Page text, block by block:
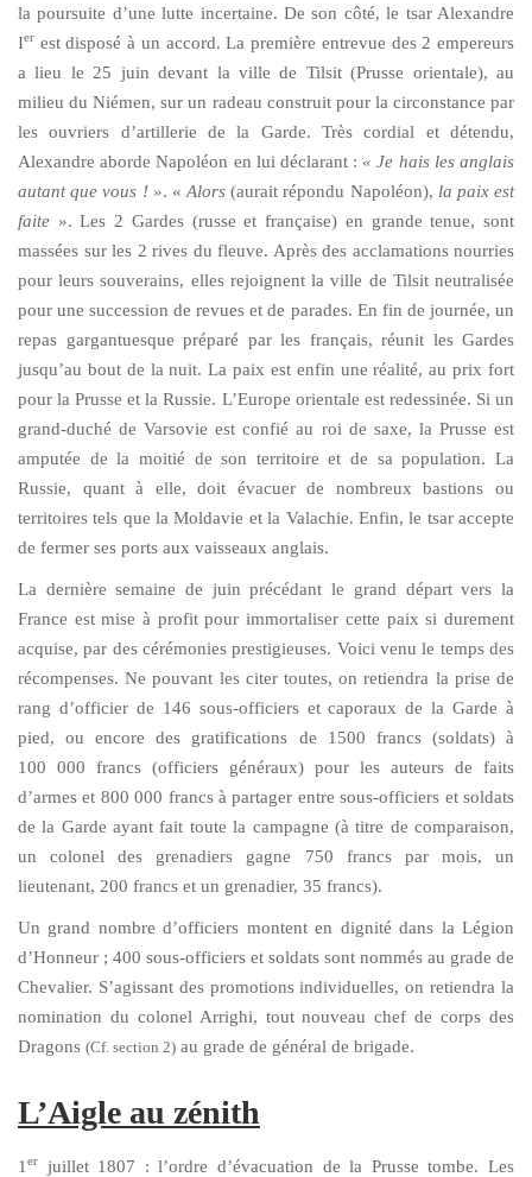
la poursuite d’une lutte incertaine. De son côté, le tsar Alexandre
Ier est disposé à un accord. La première entrevue des 2 empereurs
a lieu le 25 juin devant la ville de Tilsit (Prusse orientale), au
milieu du Niémen, sur un radeau construit pour la circonstance par
les ouvriers d’artillerie de la Garde. Très cordial et détendu,
Alexandre aborde Napoléon en lui déclarant : « Je hais les anglais
autant que vous ! ». «Alors (aurait répondu Napoléon), la paix est
faite ». Les 2 Gardes (russe et française) en grande tenue, sont
massées sur les 2 rives du fleuve. Après des acclamations nourries
pour leurs souverains, elles rejoignent la ville de Tilsit neutralisée
pour une succession de revues et de parades. En fin de journée, un
repas gargantuesque préparé par les français, réunit les Gardes
jusqu’au bout de la nuit. La paix est enfin une réalité, au prix fort
pour la Prusse et la Russie. L’Europe orientale est redessinée. Si un
grand-duché de Varsovie est confié au roi de saxe, la Prusse est
amputée de la moitié de son territoire et de sa population. La
Russie, quant à elle, doit évacuer de nombreux bastions ou
territoires tels que la Moldavie et la Valachie. Enfin, le tsar accepte
de fermer ses ports aux vaisseaux anglais.
La dernière semaine de juin précédant le grand départ vers la
France est mise à profit pour immortaliser cette paix si durement
acquise, par des cérémonies prestigieuses. Voici venu le temps des
récompenses. Ne pouvant les citer toutes, on retiendra la prise de
rang d’officier de 146 sous-officiers et caporaux de la Garde à
pied, ou encore des gratifications de 1500 francs (soldats) à
100 000 francs (officiers généraux) pour les auteurs de faits
d’armes et 800 000 francs à partager entre sous-officiers et soldats
de la Garde ayant fait toute la campagne (à titre de comparaison,
un colonel des grenadiers gagne 750 francs par mois, un
lieutenant, 200 francs et un grenadier, 35 francs).
Un grand nombre d’officiers montent en dignité dans la Légion
d’Honneur ; 400 sous-officiers et soldats sont nommés au grade de
Chevalier. S’agissant des promotions individuelles, on retiendra la
nomination du colonel Arrighi, tout nouveau chef de corps des
Dragons (Cf. section 2) au grade de général de brigade.
L’Aigle au zénith
1 er
juillet 1807 : l’ordre d’évacuation de la Prusse tombe. Les